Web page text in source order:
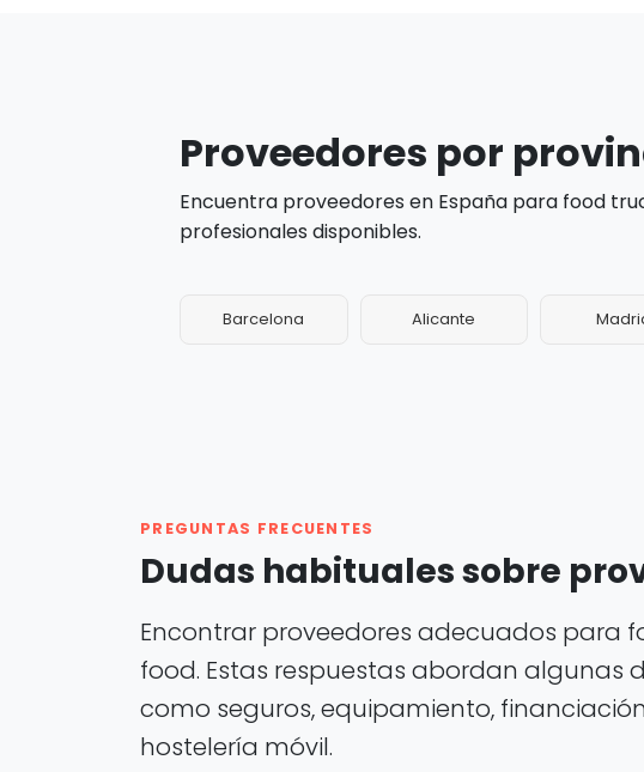
Proveedores por
Encuentra proveedores en España para food
profesionales disponibles.
Barcelona Alicante
PREGUNTAS FRECUENTES
Dudas habituales sobre
Encontrar proveedores adecuados para
food. Estas respuestas abordan
como seguros, equipamiento,
hostelería móvil.